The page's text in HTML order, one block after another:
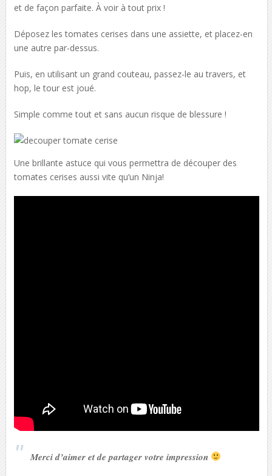
et de façon parfaite. À voir à tout prix !
Déposez les tomates cerises dans une assiette, et placez-en
une autre par-dessus.
Puis, en utilisant un grand couteau, passez-le au travers, et
hop, le tour est joué.
Simple comme tout et sans aucun risque de blessure !
Une brillante astuce qui vous permettra de découper des
tomates cerises aussi vite qu’un Ninja!
Merci d’aimer et de partager votre impression